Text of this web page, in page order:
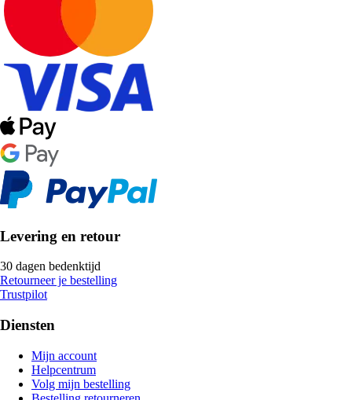
Levering en retour
30 dagen bedenktijd
Retourneer je bestelling
Trustpilot
Diensten
Mijn account
Helpcentrum
Volg mijn bestelling